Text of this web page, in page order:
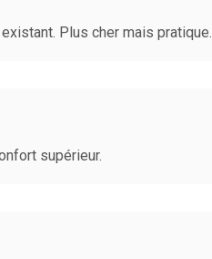
Plus cher mais pratique.
supérieur.